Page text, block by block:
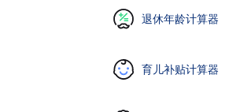
退休年龄计算器
育儿补贴计算器